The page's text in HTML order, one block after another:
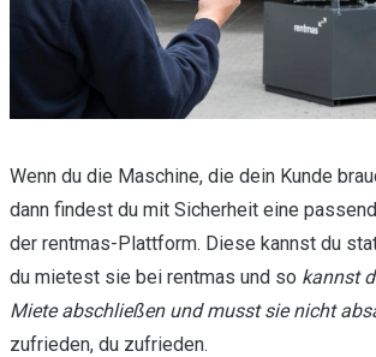
Wenn du die Maschine, die dein Kunde
dann findest du mit Sicherheit eine
der rentmas-Plattform. Diese kannst du
du mietest sie bei rentmas und so kannst
Miete abschließen und musst sie nicht
zufrieden, du zufrieden.